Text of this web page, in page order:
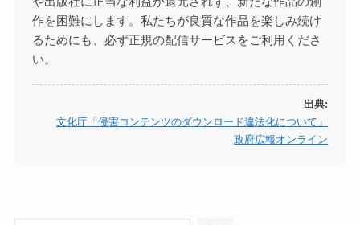
作を困難にします。私たちが良質な作品を楽しみ続け
るためにも、必ず正規の配信サービスをご利用くださ
い。
出典:
文化庁「侵害コンテンツのダウンロード違法化について」
政府広報オンライン